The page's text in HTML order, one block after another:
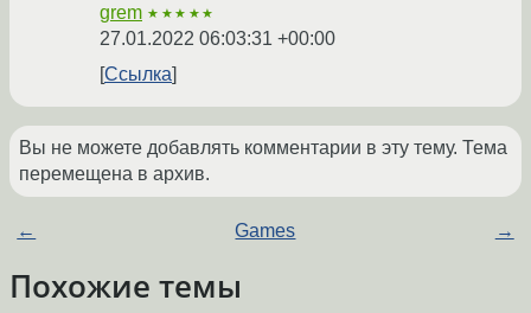
grem ★★★★★
27.01.2022 06:03:31 +00:00
Ссылка
Вы не можете добавлять комментарии в эту тему. Тема
перемещена в архив.
← Games →
Похожие темы